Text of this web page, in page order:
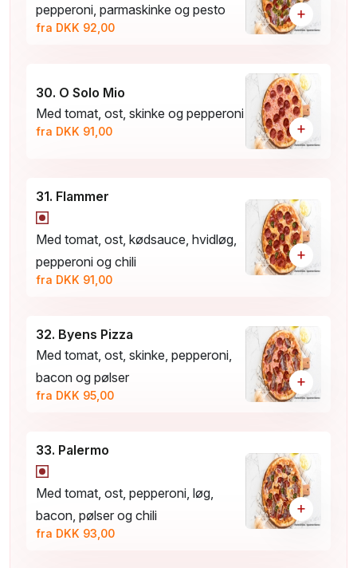
pepperoni, parmaskinke og pesto
fra DKK 92,00
+
30. O Solo Mio
Med tomat, ost, skinke og pepperoni
fra DKK 91,00 +
31. Flammer
Med tomat, ost, kødsauce, hvidløg,
pepperoni og chili
fra DKK 91,00
+
32. Byens Pizza
Med tomat, ost, skinke, pepperoni,
bacon og pølser
fra DKK 95,00
+
33. Palermo
Med tomat, ost, pepperoni, løg,
bacon, pølser og chili
fra DKK 93,00
+